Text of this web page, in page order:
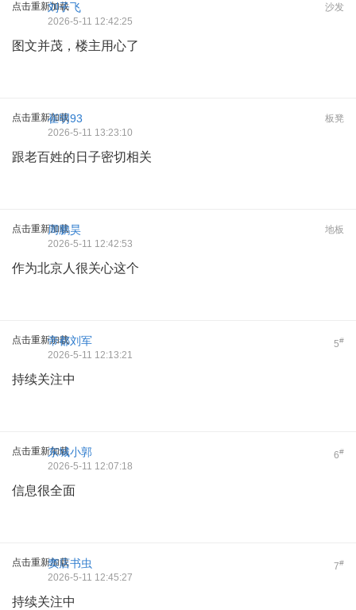
点击重新加载 沙发
刘子飞
2026-5-11 12:42:25
图文并茂，楼主用心了
点击重新加载 板凳
崔明93
2026-5-11 13:23:10
跟老百姓的日子密切相关
点击重新加载 地板
周鹏昊
2026-5-11 12:42:53
作为北京人很关心这个
点击重新加载 5#
帝都刘军
2026-5-11 12:13:21
持续关注中
点击重新加载 6#
东城小郭
2026-5-11 12:07:18
信息很全面
点击重新加载 7#
窦店书虫
2026-5-11 12:45:27
持续关注中